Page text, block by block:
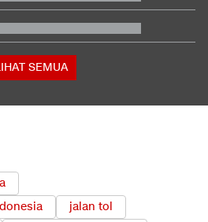
SEMUA
jalan tol